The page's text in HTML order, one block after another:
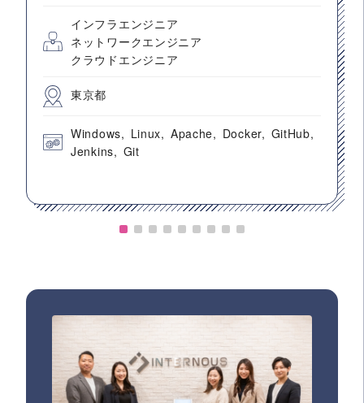
インフラエンジニア
ネットワークエンジニア
クラウドエンジニア
東京都
Windows Linux Apache Docker
GitHub
Jenkins
Git